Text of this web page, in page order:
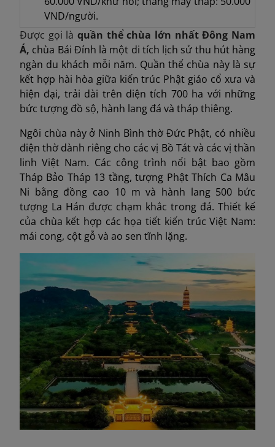
VND/người.
Được gọi là quần thể chùa lớn nhất Đông Nam
Á, chùa Bái Đính là một di tích lịch sử thu hút hàng
ngàn du khách mỗi năm. Quần thể chùa này là sự
kết hợp hài hòa giữa kiến trúc Phật giáo cổ xưa và
hiện đại, trải dài trên diện tích 700 ha với những
bức tượng đồ sộ, hành lang đá và tháp thiêng.
Ngôi chùa này ở Ninh Bình thờ Đức Phật, có nhiều
điện thờ dành riêng cho các vị Bồ Tát và các vị thần
linh Việt Nam. Các công trình nổi bật bao gồm
Tháp Bảo Tháp 13 tầng, tượng Phật Thích Ca Mâu
Ni bằng đồng cao 10 m và hành lang 500 bức
tượng La Hán được chạm khắc trong đá. Thiết kế
của chùa kết hợp các họa tiết kiến trúc Việt Nam:
mái cong, cột gỗ và ao sen tĩnh lặng.